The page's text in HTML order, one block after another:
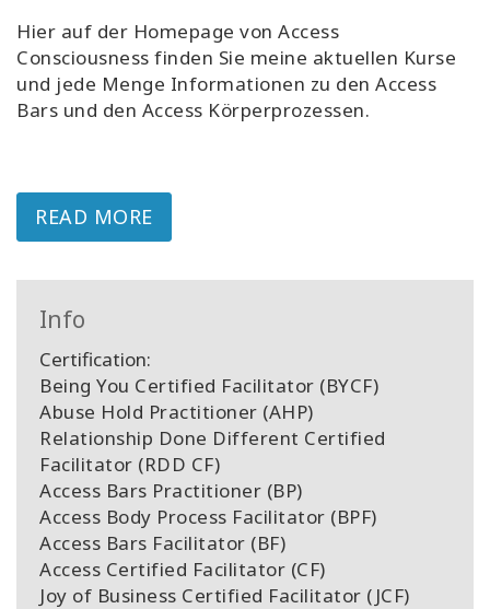
Hier auf der Homepage von Access
Consciousness finden Sie meine aktuellen Kurse
und jede Menge Informationen zu den Access
Bars und den Access Körperprozessen.
READ MORE
Info
Certification:
Being You Certified Facilitator (BYCF)
Abuse Hold Practitioner (AHP)
Relationship Done Different Certified
Facilitator (RDD CF)
Access Bars Practitioner (BP)
Access Body Process Facilitator (BPF)
Access Bars Facilitator (BF)
Access Certified Facilitator (CF)
Joy of Business Certified Facilitator (JCF)